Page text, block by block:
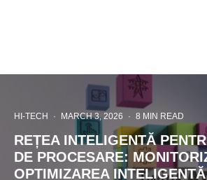
HI-TECH · MARCH 3, 2026 · 8 MIN READ
REȚEA INTELIGENTĂ
DE PROCESARE:
OPTIMIZAREA